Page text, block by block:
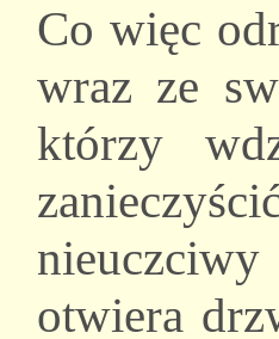
Co więc
wraz ze
którzy
otwiera